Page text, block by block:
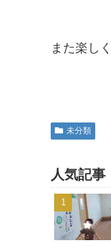
また楽し
未分類
人気記事